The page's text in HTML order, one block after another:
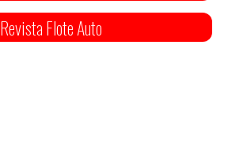
Revista Flote Auto